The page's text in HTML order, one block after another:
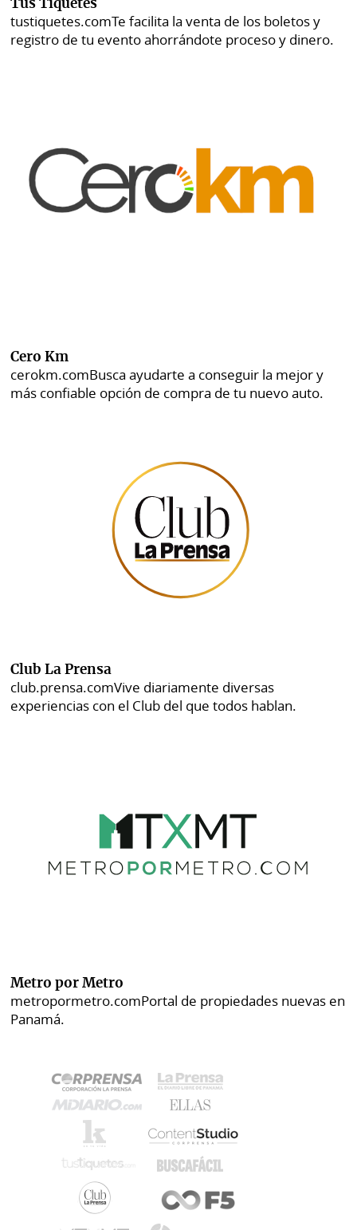
Tus Tiquetes
tustiquetes.comTe facilita la venta de los boletos y
registro de tu evento ahorrándote proceso y dinero.
Cero Km
cerokm.comBusca ayudarte a conseguir la mejor y
más confiable opción de compra de tu nuevo auto.
Club La Prensa
club.prensa.comVive diariamente diversas
experiencias con el Club del que todos hablan.
Metro por Metro
metropormetro.comPortal de propiedades nuevas en
Panamá.